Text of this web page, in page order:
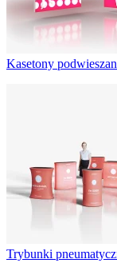
Kasetony
Trybunki